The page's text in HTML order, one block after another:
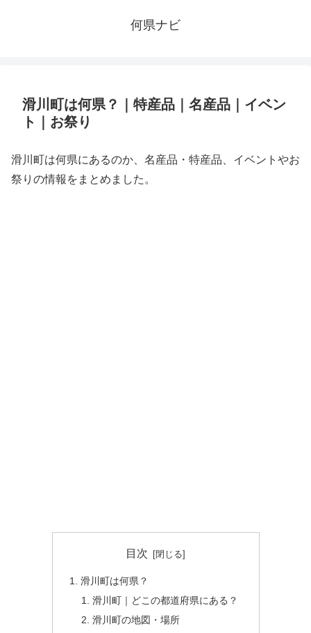
何県ナビ
滑川町は何県？｜特産品｜名産品｜イベン
ト｜お祭り
滑川町は何県にあるのか、名産品・特産品、イベントやお
祭りの情報をまとめました。
目次
滑川町は何県？
滑川町｜どこの都道府県にある？
滑川町の地図・場所